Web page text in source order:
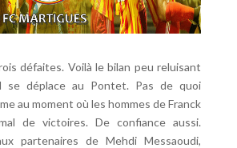
défaites. Voilà le bilan peu reluisant
se déplace au Pontet. Pas de quoi
au moment où les hommes de Franck
de victoires. De confiance aussi.
partenaires de Mehdi Messaoudi,